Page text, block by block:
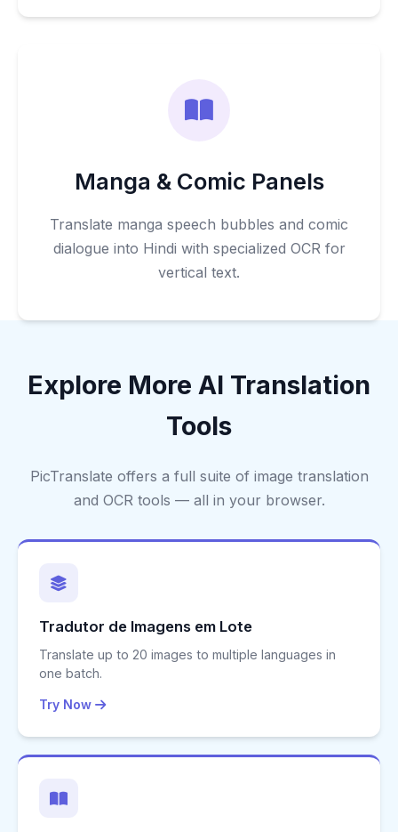
Manga & Comic Panels
Translate manga speech bubbles and comic
dialogue into Hindi with specialized OCR for
vertical text.
Explore More AI Translation
Tools
PicTranslate offers a full suite of image translation
and OCR tools — all in your browser.
Tradutor de Imagens em Lote
Translate up to 20 images to multiple languages in
one batch.
Try Now